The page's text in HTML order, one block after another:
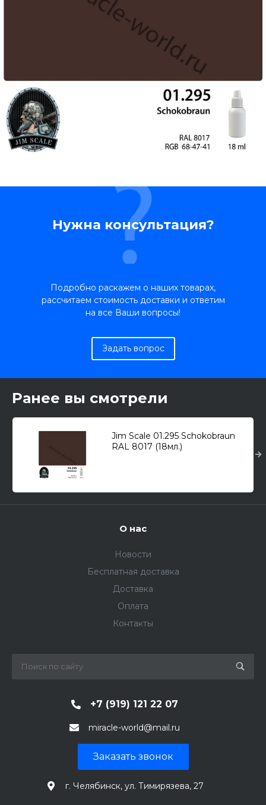
Нужна консультация?
Подробно раскажем о наших товарах,
рассчитаем стоимость доставки и ответим
на все Ваши вопросы!
Задать вопрос
Ранее вы смотрели
Jim Scale 01.295 Schokobraun
RAL 8017 (18мл.)
О нас
Новости
Бесплатная доставка
Доставка
Оплата
Контакты
+7 (919) 121 22 07
miracle-world@mail.ru
Заказать звонок
г. Челябинск, ул. Тимирязева, 27